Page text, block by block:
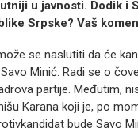
u javnosti. Dodik i
Srpske? Vaš
se naslutiti da će
Minić. Radi se o
partije. Međutim,
Karana koji je, po
bude Savo